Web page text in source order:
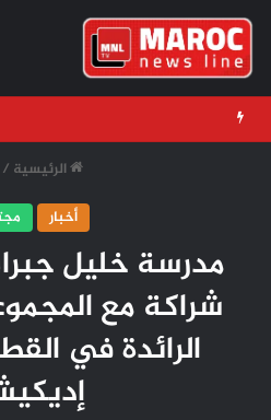
الرئيسية /
أخبار
مدرسة خليل
شراكة مع
الرائدة في